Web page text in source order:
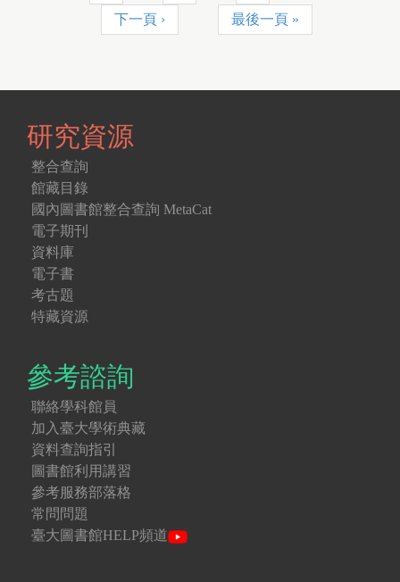
下一頁 ›
最後一頁 »
研究資源
整合查詢
館藏目錄
國內圖書館整合查詢 MetaCat
電子期刊
資料庫
電子書
考古題
特藏資源
參考諮詢
聯絡學科館員
加入臺大學術典藏
資料查詢指引
圖書館利用講習
參考服務部落格
常問問題
臺大圖書館HELP頻道